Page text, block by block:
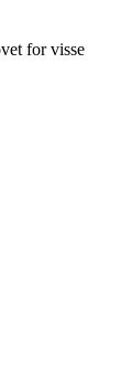
for visse